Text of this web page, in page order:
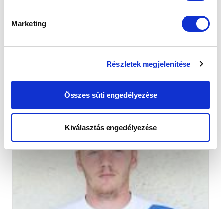
Marketing
Részletek megjelenítése
Összes süti engedélyezése
Kiválasztás engedélyezése